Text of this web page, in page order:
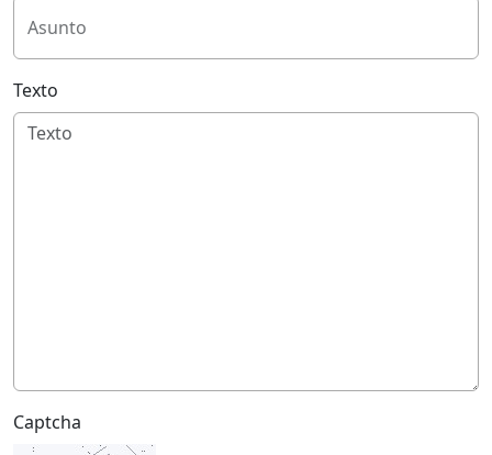
Asunto
Texto
Captcha